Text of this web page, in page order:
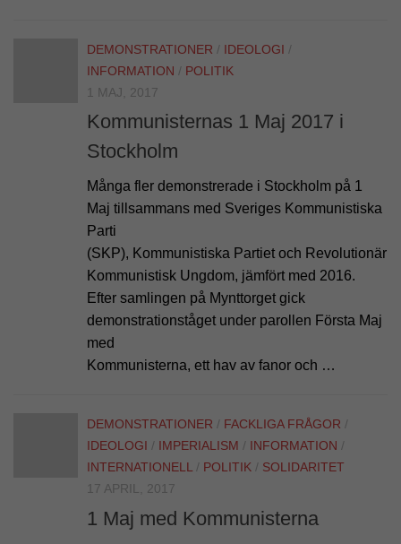
DEMONSTRATIONER / IDEOLOGI /
INFORMATION / POLITIK
1 MAJ, 2017
Kommunisternas 1 Maj 2017 i
Stockholm
Många fler demonstrerade i Stockholm på 1
Maj tillsammans med Sveriges Kommunistiska
Parti
(SKP), Kommunistiska Partiet och Revolutionär
Kommunistisk Ungdom, jämfört med 2016.
Efter samlingen på Mynttorget gick
demonstrationståget under parollen Första Maj
med
Kommunisterna, ett hav av fanor och …
DEMONSTRATIONER / FACKLIGA FRÅGOR /
IDEOLOGI / IMPERIALISM / INFORMATION /
INTERNATIONELL/ POLITIK / SOLIDARITET
17 APRIL, 2017
1 Maj med Kommunisterna